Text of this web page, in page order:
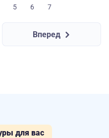
5 6 7
Вперед
для вас